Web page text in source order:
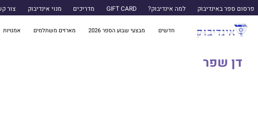
פרסום ספר באינדיבוק למה אינדיבוק? GIFT CARD מדריכים מנוי אינדיבוק צור
חדשים מבצעי שבוע הספר 2026 מארזים משתלמים אמנויות
דן שפר